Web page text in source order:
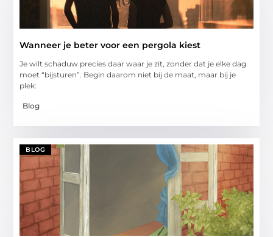
Wanneer je beter voor een pergola kiest
Je wilt schaduw precies daar waar je zit, zonder dat je elke dag
moet “bijsturen”. Begin daarom niet bij de maat, maar bij je
plek:
Blog
BLOG